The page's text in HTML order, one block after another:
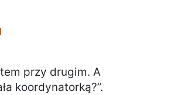
przy drugim. A
koordynatorką?”.